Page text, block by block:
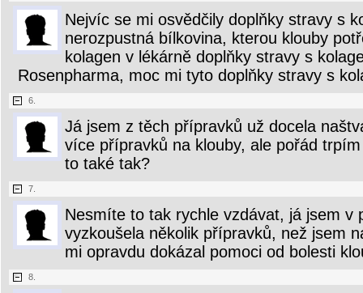
Nejvíc se mi osvědčily doplňky stravy s
nerozpustná bílkovina, kterou klouby
kolagen v lékárně doplňky stravy s
Rosenpharma, moc mi tyto doplňky stravy s
6.
Já jsem z těch přípravků už docela
více přípravků na klouby, ale pořád
to také tak?
7.
Nesmíte to tak rychle vzdávat, já jsem v
vyzkoušela několik přípravků, než jsem
mi opravdu dokázal pomoci od bolesti
8.